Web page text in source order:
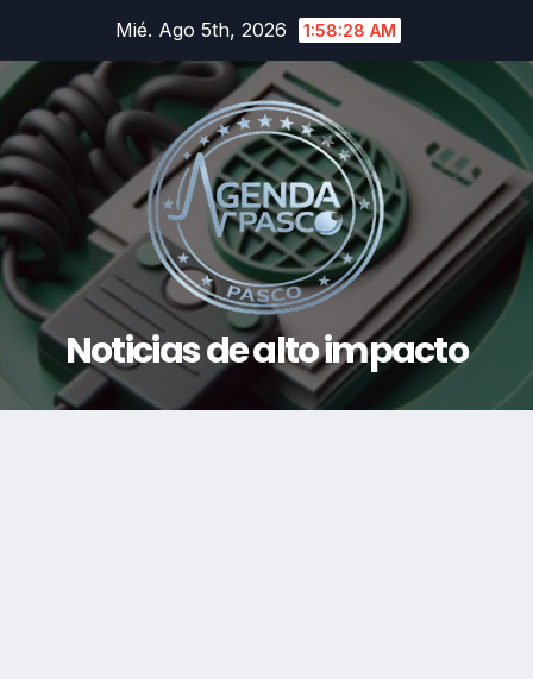
contenido
Mié. Ago 5th, 2026 1:58:29 AM
Noticias de alto impacto